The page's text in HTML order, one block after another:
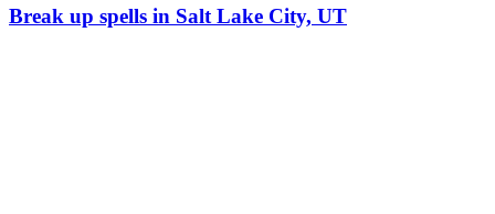
Break up spells in Salt Lake City, UT